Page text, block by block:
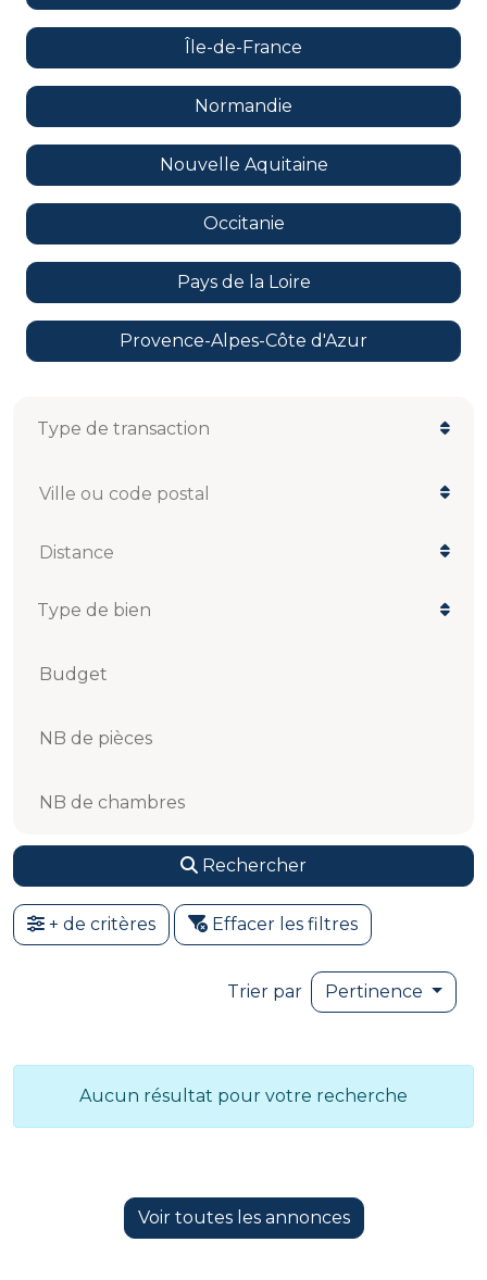
Île-de-France
Normandie
Nouvelle Aquitaine
Occitanie
Pays de la Loire
Provence-Alpes-Côte d'Azur
Ville ou code postal
Distance
Budget
NB de pièces
NB de chambres
Rechercher
+ de critères Effacer les filtres
Trier par Pertinence
Aucun résultat pour votre recherche
Voir toutes les annonces